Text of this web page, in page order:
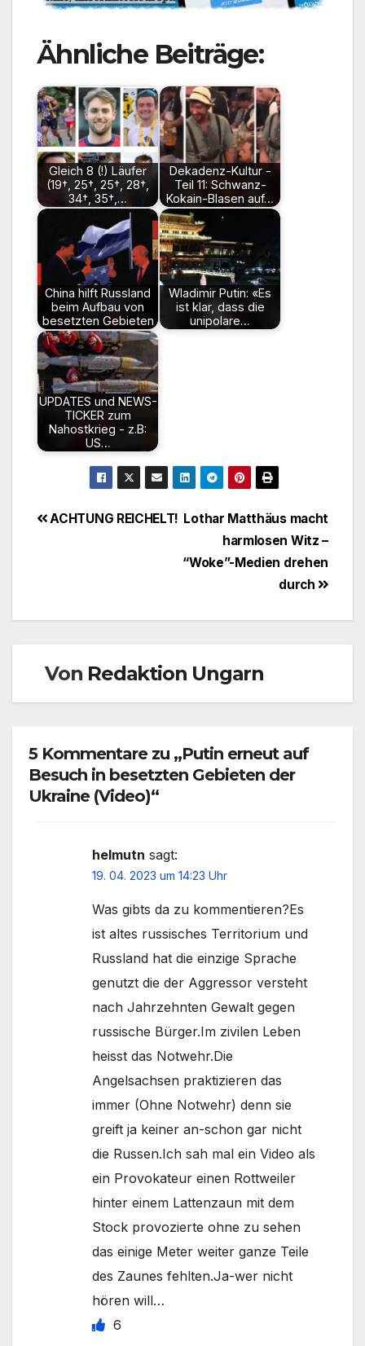
Ähnliche Beiträge:
Gleich 8 (!) Läufer
(19†, 25†, 25†, 28†,
34†, 35†,…
Dekadenz-Kultur -
Teil 11: Schwanz-
Kokain-Blasen auf…
China hilft Russland
beim Aufbau von
besetzten Gebieten
Wladimir Putin: «Es
ist klar, dass die
unipolare…
UPDATES und NEWS-
TICKER zum
Nahostkrieg - z.B:
US…
Beitragsnavigation
Lothar Matthäus macht
harmlosen Witz –
“Woke”-Medien drehen
durch
ACHTUNG REICHELT!
Von Redaktion Ungarn
5 Kommentare zu „Putin erneut auf
Besuch in besetzten Gebieten der
Ukraine (Video)“
helmutn sagt:
19. 04. 2023 um 14:23 Uhr
Was gibts da zu kommentieren?Es
ist altes russisches Territorium und
Russland hat die einzige Sprache
genutzt die der Aggressor versteht
nach Jahrzehnten Gewalt gegen
russische Bürger.Im zivilen Leben
heisst das Notwehr.Die
Angelsachsen praktizieren das
immer (Ohne Notwehr) denn sie
greift ja keiner an-schon gar nicht
die Russen.Ich sah mal ein Video als
ein Provokateur einen Rottweiler
hinter einem Lattenzaun mit dem
Stock provozierte ohne zu sehen
das einige Meter weiter ganze Teile
des Zaunes fehlten.Ja-wer nicht
hören will…
6